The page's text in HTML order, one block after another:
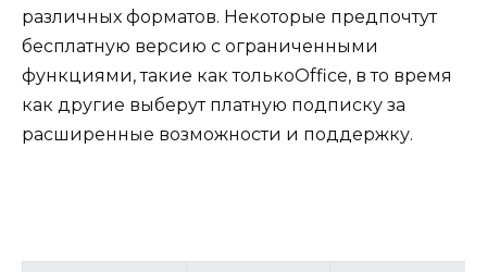
различных форматов. Некоторые предпочтут
бесплатную версию с ограниченными
функциями, такие как толькоOffice, в то время
как другие выберут платную подписку за
расширенные возможности и поддержку.